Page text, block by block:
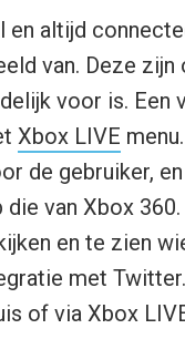
altijd
van. Deze
voor is. Een
Xbox LIVE
de gebruiker,
van Xbox
en te zien
met
of via Xbox